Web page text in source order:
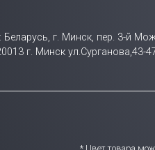
г. Минск, пер. 3-й
г. Минск